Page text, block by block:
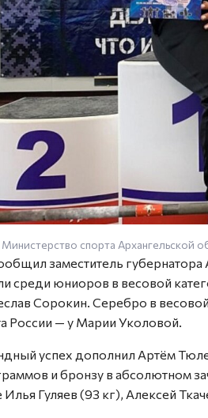
спорта Архангельской
заместитель
среди юниоров в весовой
Сорокин. Серебро в
России — у Марии Уколовой.
успех дополнил Артём
и бронзу в абсолютном
Илья Гуляев (93 кг), Алексей